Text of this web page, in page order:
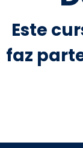
Este
faz